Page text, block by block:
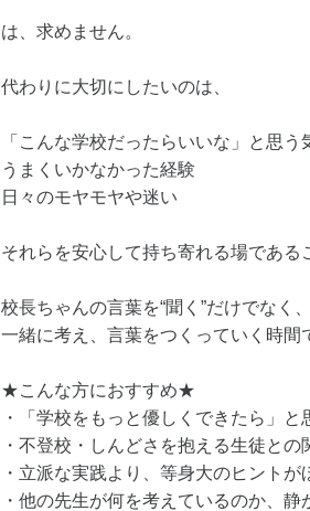
は、求めません。
代わりに大切にしたいのは、
「こんな学校だったらいいな」と思う
うまくいかなかった経験
日々のモヤモヤや迷い
それらを安心して持ち寄れる場である
校長ちゃんの言葉を“聞く”だけでなく、
一緒に考え、言葉をつくっていく時間
★こんな方におすすめ★
・「学校をもっと優しくできたら」と
・不登校・しんどさを抱える生徒との
・立派な実践より、等身大のヒントが
・他の先生が何を考えているのか、静